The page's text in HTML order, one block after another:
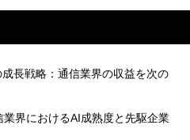
長戦略：通信業界の収益を次の
業界におけるAI成熟度と先駆企業